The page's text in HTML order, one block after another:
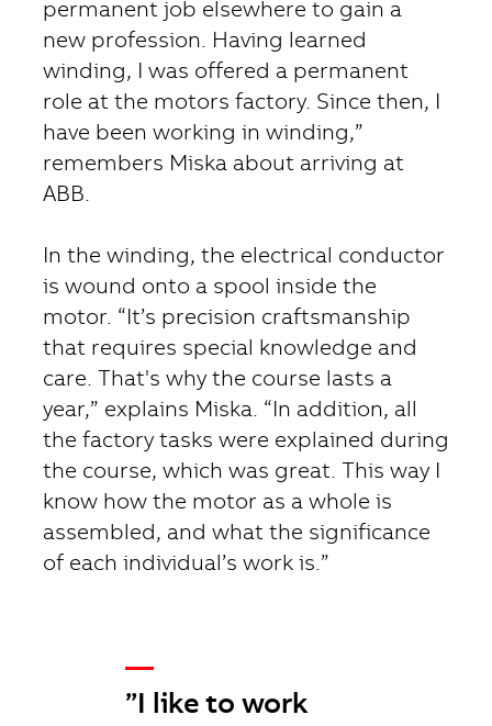
permanent job elsewhere to gain a
new profession. Having learned
winding, I was offered a permanent
role at the motors factory. Since then, I
have been working in winding,”
remembers Miska about arriving at
ABB.
In the winding, the electrical conductor
is wound onto a spool inside the
motor. “It’s precision craftsmanship
that requires special knowledge and
care. That's why the course lasts a
year,” explains Miska. “In addition, all
the factory tasks were explained during
the course, which was great. This way I
know how the motor as a whole is
assembled, and what the significance
of each individual’s work is.”
”I like to work